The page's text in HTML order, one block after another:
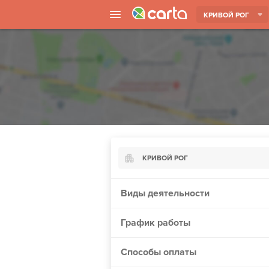
КРИВОЙ РОГ
КРИВОЙ РОГ
Борисполь
Виды деятельности
График работы
Способы оплаты